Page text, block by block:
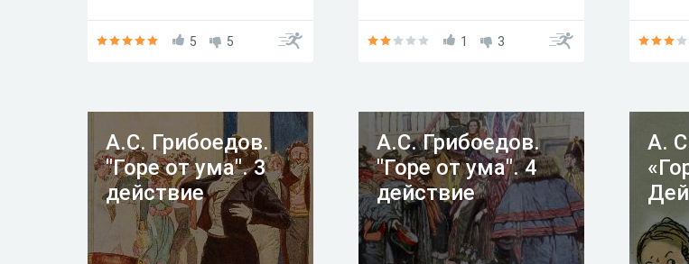
5 5 1 3
А.С. Грибоедов.
"Горе от ума". 3
действие
А.С. Грибоедов.
"Горе от ума". 4
действие
А.